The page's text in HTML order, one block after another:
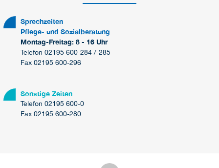
Sprechzeiten
Pflege- und Sozialberatung
Montag-Freitag: 8 - 16 Uhr
Telefon 02195 600-284 /-285
Fax 02195 600-296
Sonstige Zeiten
Telefon 02195 600-0
Fax 02195 600-280